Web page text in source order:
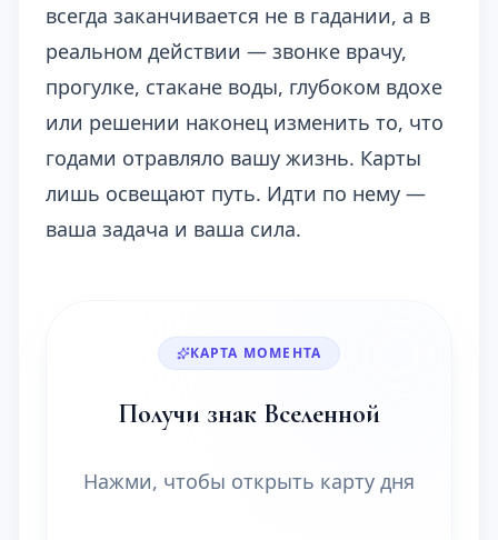
всегда заканчивается не в гадании, а в
реальном действии — звонке врачу,
прогулке, стакане воды, глубоком вдохе
или решении наконец изменить то, что
годами отравляло вашу жизнь. Карты
лишь освещают путь. Идти по нему —
ваша задача и ваша сила.
КАРТА МОМЕНТА
Получи знак Вселенной
Нажми, чтобы открыть карту дня